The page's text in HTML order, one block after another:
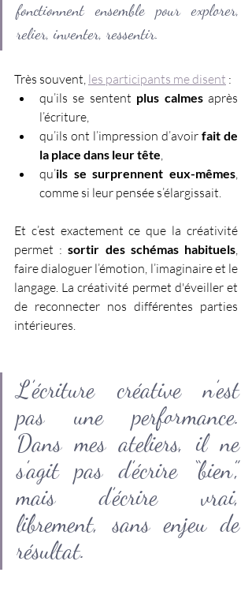
fonctionnent ensemble pour explorer,
relier, inventer, ressentir.
Très souvent, les participants me disent :
qu’ils se sentent plus calmes après
l’écriture,
qu’ils ont l’impression d’avoir fait de
la place dans leur tête,
qu’ils se surprennent eux-mêmes,
comme si leur pensée s’élargissait.
Et c’est exactement ce que la créativité
permet : sortir des schémas habituels,
faire dialoguer l’émotion, l’imaginaire et le
langage. La créativité permet d'éveiller et
de reconnecter nos différentes parties
intérieures.
L’écriture créative n’est
pas une performance.
Dans mes ateliers, il ne
s’agit pas d’écrire “bien”,
mais d’écrire vrai,
librement, sans enjeu de
résultat.